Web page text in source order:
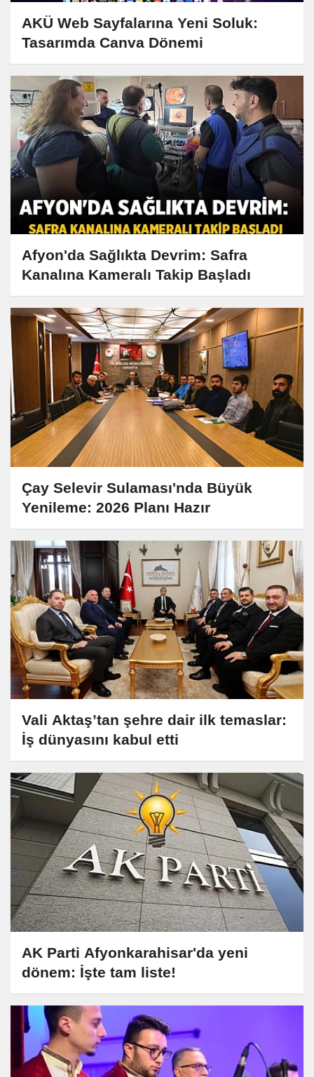
AKÜ Web Sayfalarına Yeni Soluk:
Tasarımda Canva Dönemi
Afyon'da Sağlıkta Devrim: Safra
Kanalına Kameralı Takip Başladı
Çay Selevir Sulaması'nda Büyük
Yenileme: 2026 Planı Hazır
Vali Aktaş’tan şehre dair ilk temaslar:
İş dünyasını kabul etti
AK Parti Afyonkarahisar'da yeni
dönem: İşte tam liste!